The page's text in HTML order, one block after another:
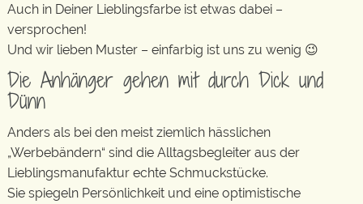
Auch in Deiner Lieblingsfarbe ist etwas dabei –
versprochen!
Und wir lieben Muster – einfarbig ist uns zu wenig 😉
Die Anhänger gehen mit durch Dick und
Dünn
Anders als bei den meist ziemlich hässlichen
„Werbebändern“ sind die Alltagsbegleiter aus der
Lieblingsmanufaktur echte Schmuckstücke.
Sie spiegeln Persönlichkeit und eine optimistische